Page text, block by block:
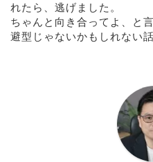
れたら、逃げました。
ちゃんと向き合ってよ、と
避型じゃないかもしれない話